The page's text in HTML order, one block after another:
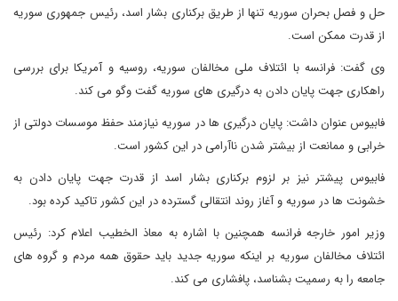
حل و فصل بحران سوریه تنها از طریق برکناری بشار اسد، رئیس جمهوری سوریه
از قدرت ممکن است.
وی گفت: فرانسه با ائتلاف ملی مخالفان سوریه، روسیه و آمریکا برای بررسی
راهکاری جهت پایان دادن به درگیری های سوریه گفت وگو می کند.
فابیوس عنوان داشت: پایان درگیری ها در سوریه نیازمند حفظ موسسات دولتی از
خرابی و ممانعت از بیشتر شدن ناآرامی در این کشور است.
فابیوس پیشتر نیز بر لزوم برکناری بشار اسد از قدرت جهت پایان دادن به
خشونت ها در سوریه و آغاز روند انتقالی گسترده در این کشور تاکید کرده بود.
وزیر امور خارجه فرانسه همچنین با اشاره به معاذ الخطیب اعلام کرد: رئیس
ائتلاف مخالفان سوریه بر اینکه سوریه جدید باید حقوق همه مردم و گروه های
جامعه را به رسمیت بشناسد، پافشاری می کند.